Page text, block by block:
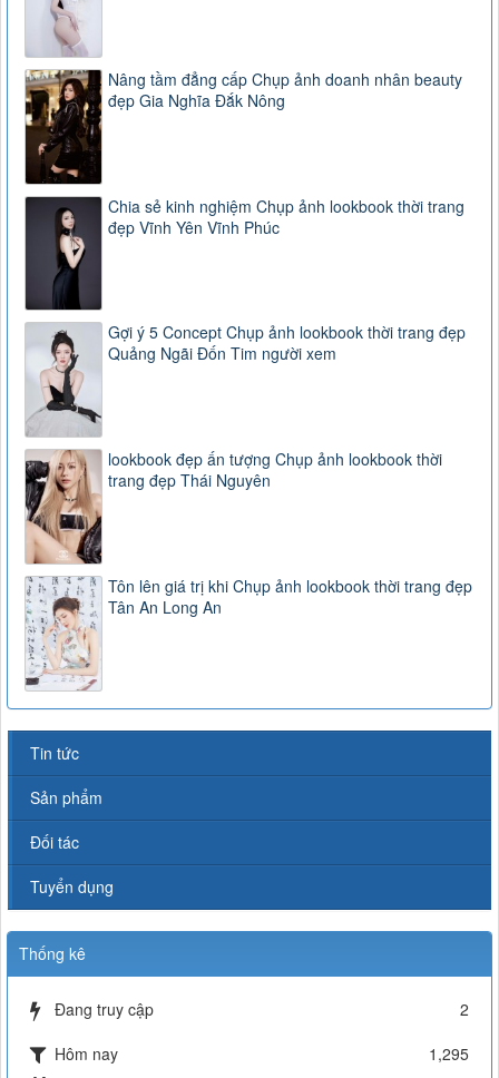
Nâng tầm đẳng cấp Chụp ảnh doanh nhân beauty
đẹp Gia Nghĩa Đắk Nông
Chia sẻ kinh nghiệm Chụp ảnh lookbook thời trang
đẹp Vĩnh Yên Vĩnh Phúc
Gợi ý 5 Concept Chụp ảnh lookbook thời trang đẹp
Quảng Ngãi Đốn Tim người xem
lookbook đẹp ấn tượng Chụp ảnh lookbook thời
trang đẹp Thái Nguyên
Tôn lên giá trị khi Chụp ảnh lookbook thời trang đẹp
Tân An Long An
Tin tức
Sản phẩm
Đối tác
Tuyển dụng
Thống kê
Đang truy cập
2
Hôm nay
1,295